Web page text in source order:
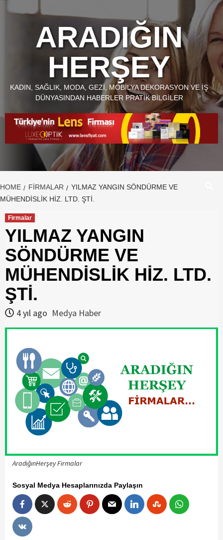
ARADIĞIN
HERŞEY
KADIN, SAĞLIK, MODA, GEZI, MOBILYA DEKORASYON VE İŞ
DÜNYASINDAN HABERLER PRATIK BILGILER
HOME FIRMALAR
YILMAZ YANGIN SÖNDÜRME VE
MÜHENDİSLİK HİZ. LTD. ŞTİ.
Firmalar
YILMAZ YANGIN
SÖNDÜRME VE
MÜHENDİSLİK HİZ. LTD.
ŞTİ.
4 yıl ago Medya Haber
AradığınHerşey Firmalar
Sosyal Medya Hesaplarınızda Paylaşın